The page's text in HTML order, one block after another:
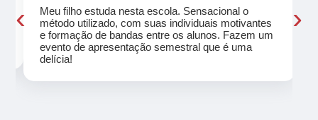
Meu filho estuda nesta escola. Sensacional o
método utilizado, com suas individuais motivantes
e formação de bandas entre os alunos. Fazem um
evento de apresentação semestral que é uma
delícia!
‹ ›